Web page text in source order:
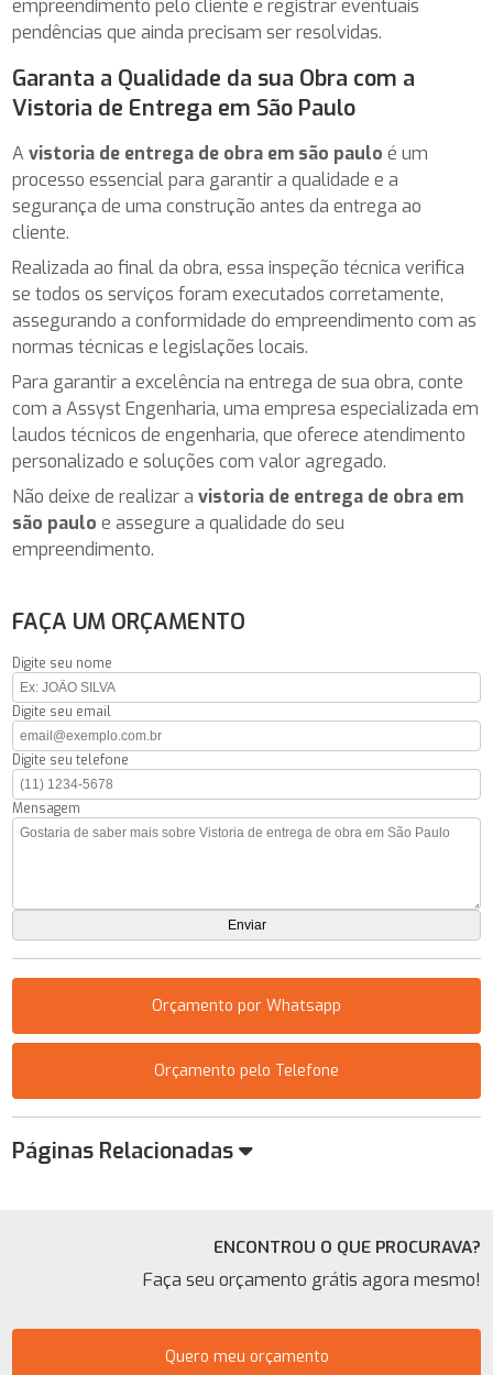
empreendimento pelo cliente e registrar eventuais
pendências que ainda precisam ser resolvidas.
Garanta a Qualidade da sua Obra com a
Vistoria de Entrega em São Paulo
Avistoria de entrega de obra em são paulo é um
processo essencial para garantir a qualidade e a
segurança de uma construção antes da entrega ao
cliente.
Realizada ao final da obra, essa inspeção técnica verifica
se todos os serviços foram executados corretamente,
assegurando a conformidade do empreendimento com as
normas técnicas e legislações locais.
Para garantir a excelência na entrega de sua obra, conte
com a Assyst Engenharia, uma empresa especializada em
laudos técnicos de engenharia, que oferece atendimento
personalizado e soluções com valor agregado.
Não deixe de realizar avistoria de entrega de obra em
são paulo e assegure a qualidade do seu
empreendimento.
FAÇA UM ORÇAMENTO
Digite seu nome
Digite seu email
Digite seu telefone
Mensagem
Orçamento por Whatsapp
Orçamento pelo Telefone
Páginas Relacionadas
ENCONTROU O QUE PROCURAVA?
Faça seu orçamento grátis agora mesmo!
Quero meu orçamento